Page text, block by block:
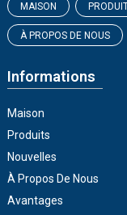
MAISON
À PROPOS DE NOUS
Informations
Maison
Produits
Nouvelles
À Propos De Nous
Avantages